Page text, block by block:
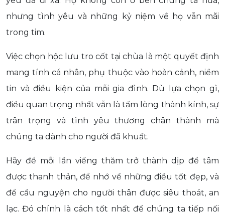
nhưng tình yêu và những kỷ niệm về họ vẫn mãi
trong tim.
Việc chọn hộc lưu tro cốt tại chùa là một quyết định
mang tính cá nhân, phụ thuộc vào hoàn cảnh, niềm
tin và điều kiện của mỗi gia đình. Dù lựa chọn gì,
điều quan trọng nhất vẫn là tấm lòng thành kính, sự
trân trọng và tình yêu thương chân thành mà
chúng ta dành cho người đã khuất.
Hãy để mỗi lần viếng thăm trở thành dịp để tâm
được thanh thản, để nhớ về những điều tốt đẹp, và
để cầu nguyện cho người thân được siêu thoát, an
lạc. Đó chính là cách tốt nhất để chúng ta tiếp nối